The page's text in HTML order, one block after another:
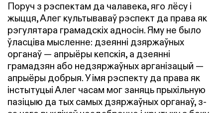
Поруч з рэспектам да чалавека, яго лёсу і
жыцця, Алег культываваў рэспект да права як
рэгулятара грамадскіх адносін. Яму не было
ўласціва мысленне: дзеянні дзяржаўных
органаў — апрыёры кепскія, а дзеянні
грамадзян або недзяржаўных арганізацый —
апрыёры добрыя. У імя рэспекту да права як
інстытуцыі Алег часам мог заняць прыхільную
пазіцыю да тых самых дзяржаўных органаў, з-